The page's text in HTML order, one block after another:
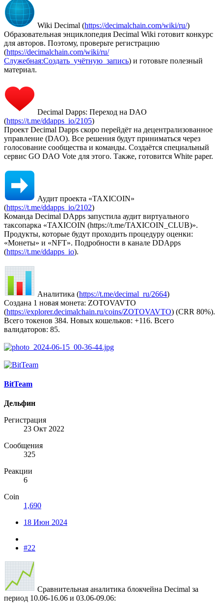
Wiki Decimal (https://decimalchain.com/wiki/ru/)
Образовательная энциклопедия Decimal Wiki готовит конкурс
для авторов. Поэтому, проверьте регистрацию
(https://decimalchain.com/wiki/ru/
Служебная:Создать_учётную_запись) и готовьте полезный
материал.
Decimal Dapps: Переход на DAO
(https://t.me/ddapps_io/2105)
Проект Decimal Dapps скоро перейдёт на децентрализованное
управление (DAO). Все решения будут приниматься через
голосование сообщества и команды. Создаётся специальный
сервис GO DAO Vote для этого. Также, готовится White paper.
Аудит проекта «TAXICOIN»
(https://t.me/ddapps_io/2102)
Команда Decimal DApps запустила аудит виртуального
таксопарка «TAXICOIN (https://t.me/TAXICOIN_CLUB)».
Продукты, которые будут проходить процедуру оценки:
«Монеты» и «NFT». Подробности в канале DDApps
(https://t.me/ddapps_io).
Аналитика (https://t.me/decimal_ru/2664)
Создана 1 новая монета: ZOTOVAVTO
(https://explorer.decimalchain.ru/coins/ZOTOVAVTO) (CRR 80%).
Всего токенов 384. Новых кошельков: +116. Всего
валидаторов: 85.
BitTeam
Дельфин
Регистрация
23 Окт 2022
Сообщения
325
Реакции
6
Coin
1,690
18 Июн 2024
#22
Сравнительная аналитика блокчейна Decimal за
период 10.06-16.06 и 03.06-09.06: